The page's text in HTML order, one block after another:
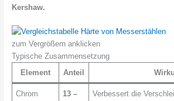
Kershaw.
zum Vergrößern anklicken
Typische Zusammensetzung
Element
Anteil
Chrom
13 –
Verbessert die